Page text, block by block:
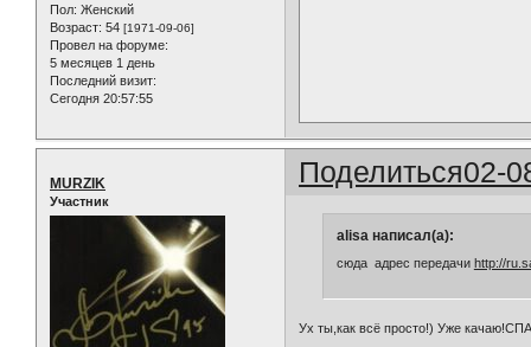
Пол: Женский
Возраст: 54 [1971-09-06]
Провел на форуме:
5 месяцев 1 день
Последний визит:
Сегодня 20:57:55
Поделиться02-
MURZIK
Участник
alisa написал(а):
сюда адрес передачи http://
Ух ты,как всё просто!) Уже